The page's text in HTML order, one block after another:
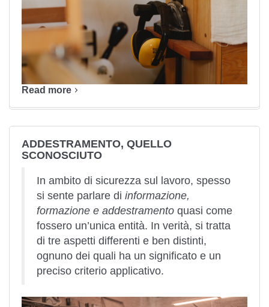
Read more
ADDESTRAMENTO, QUELLO
SCONOSCIUTO
In ambito di sicurezza sul lavoro, spesso
si sente parlare di informazione,
formazione e addestramento quasi come
fossero un’unica entità. In verità, si tratta
di tre aspetti differenti e ben distinti,
ognuno dei quali ha un significato e un
preciso criterio applicativo.